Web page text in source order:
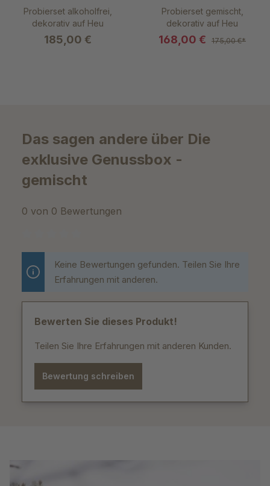
Probierset alkoholfrei,
dekorativ auf Heu
gelagert
185,00 €
Probierset gemischt,
dekorativ auf Heu
gelagert
168,00 € 175,00 €*
Das sagen andere über Die
exklusive Genussbox -
gemischt
0 von 0 Bewertungen
Durchschnittliche Bewertung von 0 von 5 Sternen
Keine Bewertungen gefunden. Teilen Sie Ihre
Erfahrungen mit anderen.
Bewerten Sie dieses Produkt!
Teilen Sie Ihre Erfahrungen mit anderen Kunden.
Bewertung schreiben